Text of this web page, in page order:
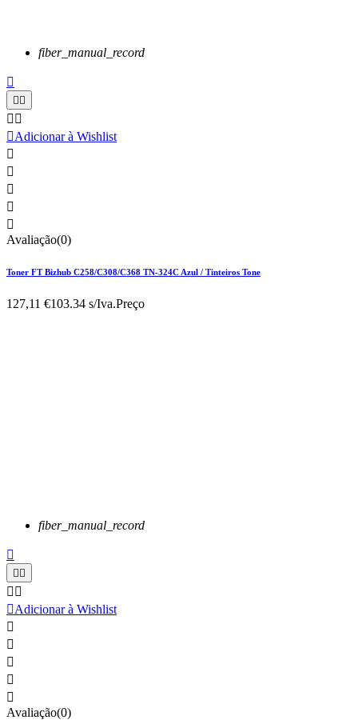
fiber_manual_record

 
 
Adicionar à Wishlist





Avaliação(0)
Toner FT Bizhub C258/C308/C368 TN-324C Azul / Tinteiros Tone
127,11 €103.34 s/Iva.Preço
fiber_manual_record


 
Adicionar à Wishlist





Avaliação(0)